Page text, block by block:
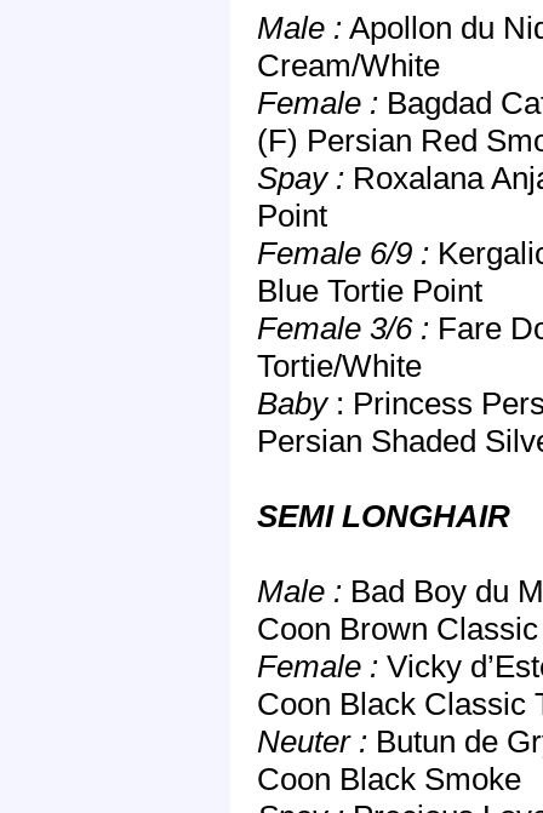
Male : Apollon du
Cream/White
Female : Bagdad
(F) Persian Red
Spay : Roxalana
Point
Female 6/9 :
Blue Tortie Point
Female 3/6 : Fare
Tortie/White
Baby : Princess
Persian Shaded
SEMI LONGHAIR
Male : Bad Boy du
Coon Brown
Female : Vicky
Coon Black Classic
Neuter : Butun de
Coon Black Smoke